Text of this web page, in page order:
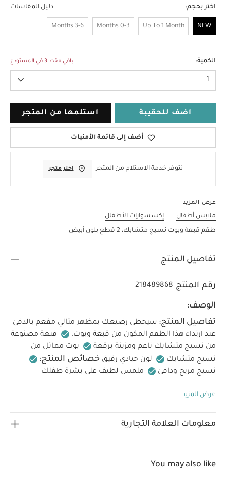
اختر بحجم: دليل المقاسات
NEW
Up To 1 Month
0-3 Months
3-6 Months
الكمية: باقي فقط 3 في المستودع
1
اضف للحقيبة استلمها من المتجر
أضف إلى قائمة الأمنيات
تتوفر خدمة الاستلام من المتجر اختر متجر
عرض المزيد
ملابس أطفال
إكسسوارات الأطفال
طقم قبعة وبوت نسيج متشابك، 2 قطع بلون أبيض
تفاصيل المنتج
رقم المنتج 218489868
الوصف:
تفاصيل المنتج: سيحظى رضيعك بمظهر مثالي مفعم بالدفئ
عند ارتداء هذا الطقم المكون من قبعة وبوت.
قبعة مصنوعة
من نسيج متشابك ناعم ومزينة برقعة
بوت مماثل من
نسيج متشابك
لون حيادي رقيق خصائص المنتج:
نسيج مريح ودافئ
ملمس لطيف على بشرة طفلك
32% أكريليك
المبيضات
تجفيف بالمجفف على درجة حرارة منخفضة
كي
على درجة حرارة منخفضة
لا تستخدم التنظيف الجاف
يعجبك أيضاً:
طقم ألبسة قطعة واحدة بأكمام قصيرة قماش عضوي
عرض المزيد
معلومات العلامة التجارية
You may also like